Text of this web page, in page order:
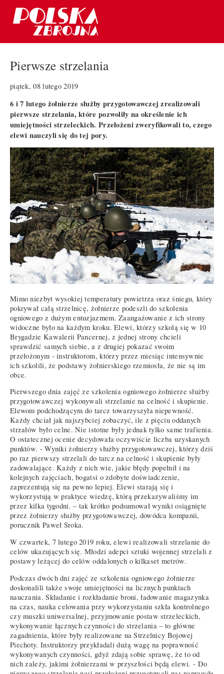
Pierwsze strzelania
piątek, 08 lutego 2019
6 i 7 lutego żołnierze służby przygotowawczej zrealizowali
pierwsze strzelania, które pozwoliły na określenie ich
umiejętności strzeleckich. Przełożeni zweryfikowali to, czego
elewi nauczyli się do tej pory.
Mimo niezbyt wysokiej temperatury powietrza oraz śniegu, który
pokrywał całą strzelnicę, żołnierze podeszli do szkolenia
ogniowego z dużym entuzjazmem. Zaangażowanie z ich strony
widoczne było na każdym kroku. Elewi, którzy szkolą się w 10
Brygadzie Kawalerii Pancernej, z jednej strony chcieli
sprawdzić samych siebie, a z drugiej pokazać swoim
przełożonym - instruktorom, którzy przez miesiąc intensywnie
ich szkolili, że podstawy żołnierskiego rzemiosła, że nie są im
obce.
Pierwszego dnia zajęć ze szkolenia ogniowego żołnierze służby
przygotowawczej wykonywali strzelanie na celność i skupienie.
Elewom podchodzącym do tarcz towarzyszyła niepewność.
Każdy chciał jak najszybciej zobaczyć, ile z pięciu oddanych
strzałów było celne. Nie istotne były jednak tylko same trafienia.
O ostatecznej ocenie decydowała oczywiście liczba uzyskanych
punktów. - Wyniki żołnierzy służby przygotowawczej, którzy dziś
po raz pierwszy strzelali do tarcz na celność i skupienie były
zadowalające. Każdy z nich wie, jakie błędy popełnił i na
kolejnych zajęciach, bogatsi o zdobyte doświadczenie,
zaprezentują się na pewno lepiej. Elewi starają się i
wykorzystują w praktyce wiedzę, którą przekazywaliśmy im
przez kilka tygodni. – tak krótko podsumował wyniki osiągnięte
przez żołnierzy służby przygotowawczej, dowódca kompanii,
porucznik Paweł Sroka.
W czwartek, 7 lutego 2019 roku, elewi realizowali strzelanie do
celów ukazujących się. Młodzi adepci sztuki wojennej strzelali z
postawy leżącej do celów oddalonych o kilkaset metrów.
Podczas dwóch dni zajęć ze szkolenia ogniowego żołnierze
doskonalili także swoje umiejętności na licznych punktach
nauczania. Składanie i rozkładanie broni, ładowanie magazynka
na czas, nauka celowania przy wykorzystaniu szkła kontrolnego
czy muszki uniwersalnej, przyjmowanie postaw strzeleckich,
wykonywanie łącznych czynności do strzelania – to główne
zagadnienia, które były realizowane na Strzelnicy Bojowej
Piechoty. Instruktorzy przykładali dużą wagę na poprawność
wykonywanych czynności, gdyż zdają sobie sprawę, że to od
nich zależy, jakimi żołnierzami w przyszłości będą elewi. - Do